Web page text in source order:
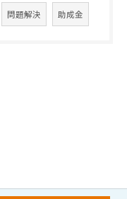
問題解決 助成金